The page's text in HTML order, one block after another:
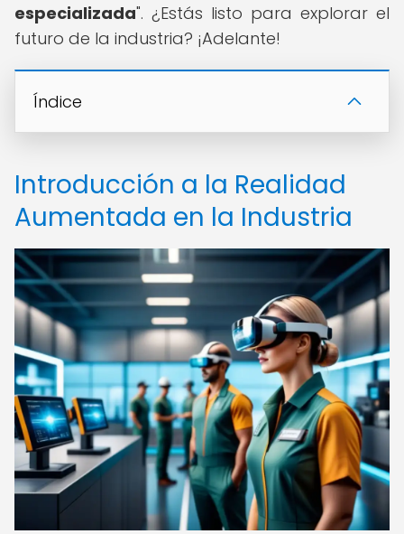
especializada". ¿Estás listo para explorar el
futuro de la industria? ¡Adelante!
Índice
Introducción a la Realidad
Aumentada en la Industria